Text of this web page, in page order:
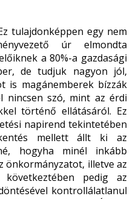
tulajdonképpen egy nem
úr elmondta
a 80%-a gazdasági
de tudjuk nagyon jól,
is magánemberek bízzák
nincsen szó, mint az érdi
történő ellátásáról. Ez
napirend tekintetében
mellett állt ki az
hogyha minél inkább
önkormányzatot, illetve az
pedig az
kontrollálatlanul